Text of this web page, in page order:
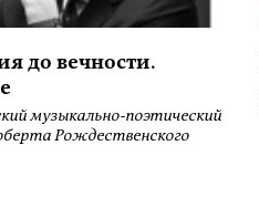
до вечности.
музыкально-поэтический
Рождественского